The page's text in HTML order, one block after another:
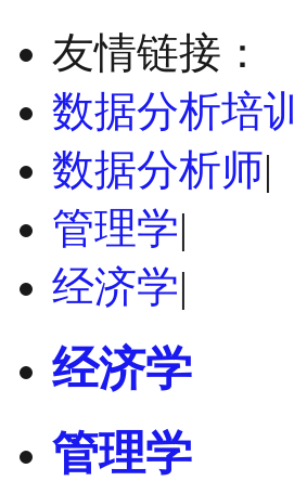
友情链接：
数据分析培训
数据分析师|
管理学|
经济学|
经济学
管理学